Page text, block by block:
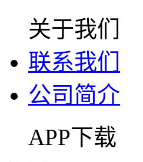
关于我们
联系我们
公司简介
APP下载